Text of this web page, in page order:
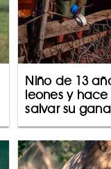
Niño de 13
leones y
salvar su